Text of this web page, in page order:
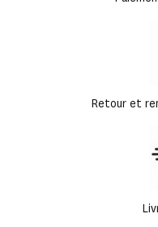
Retour et